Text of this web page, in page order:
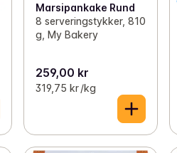
Marsipankake Rund
8 serveringstykker, 810
g, My Bakery
259,00 kr
319,75 kr /kg